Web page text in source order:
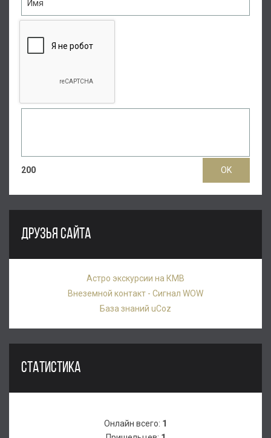
200
ДРУЗЬЯ САЙТА
Астро экскурсии на КМВ
Внеземной контакт - Сигнал WOW
База знаний uCoz
СТАТИСТИКА
Онлайн всего: 1